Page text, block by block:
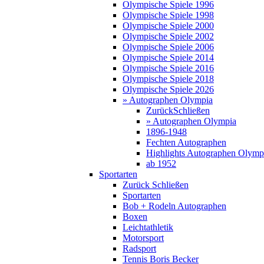
Olympische Spiele 1996
Olympische Spiele 1998
Olympische Spiele 2000
Olympische Spiele 2002
Olympische Spiele 2006
Olympische Spiele 2014
Olympische Spiele 2016
Olympische Spiele 2018
Olympische Spiele 2026
» Autographen Olympia
ZurückSchließen
» Autographen Olympia
1896-1948
Fechten Autographen
Highlights Autographen
ab 1952
Sportarten
Zurück Schließen
Sportarten
Bob + Rodeln Autographen
Boxen
Leichtathletik
Motorsport
Radsport
Tennis Boris Becker